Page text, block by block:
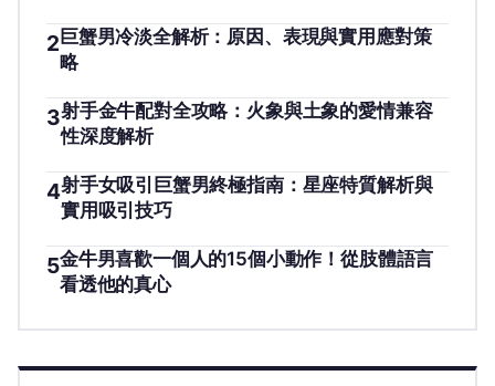
2巨蟹男冷淡全解析：原因、表現與實用應對策
略
3射手金牛配對全攻略：火象與土象的愛情兼容
性深度解析
4射手女吸引巨蟹男終極指南：星座特質解析與
實用吸引技巧
5金牛男喜歡一個人的15個小動作！從肢體語言
看透他的真心